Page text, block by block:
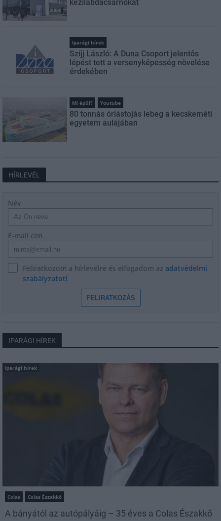
kézilabdacsarnokát
Iparági hírek
Szíjj László: A Duna Csoport jelentős
lépést tett a versenyképesség növelése
érdekében
Mi épül? Youtube
80 tonnás óriástojás lebeg a kecskeméti
egyetem aulájában
HÍRLEVÉL
Név
E-mail cím
Feliratkozom a hírlevélre és elfogadom az adatvédelmi
szabályzatot!
FELIRATKOZÁS
IPARÁGI HÍREK
Iparági hírek
Colas Colas Északkő
A bányától az autópályáig – 35 éves a Colas Északkő